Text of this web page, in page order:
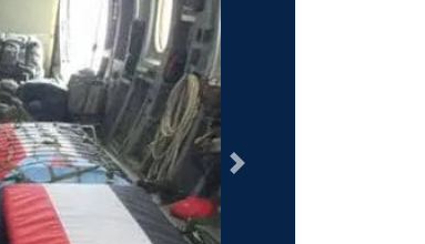
السابق